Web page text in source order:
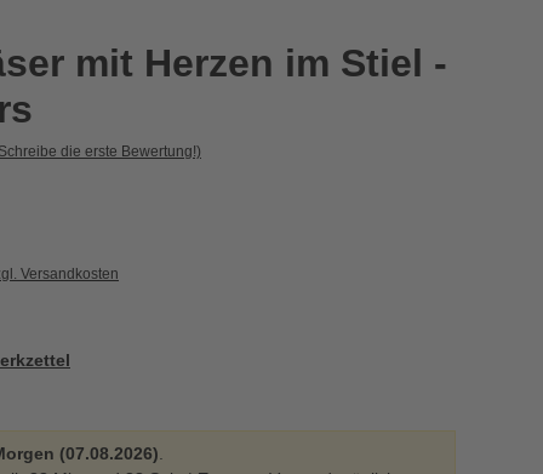
mit Herzen im Stiel -
die erste Bewertung!)
Versandkosten
(07.08.2026)